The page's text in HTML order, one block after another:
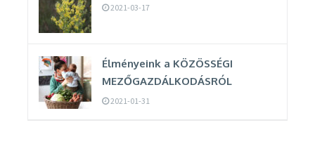
2021-03-17
Élményeink a KÖZÖSSÉGI
MEZŐGAZDÁLKODÁSRÓL
2021-01-31